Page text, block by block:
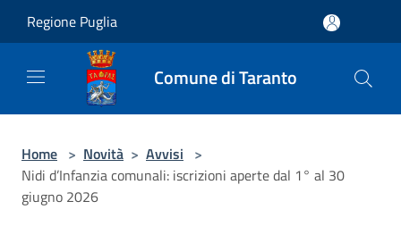
Regione Puglia
Comune di Taranto
Home > Novità > Avvisi >
Nidi d’Infanzia comunali: iscrizioni aperte dal 1° al 30
giugno 2026